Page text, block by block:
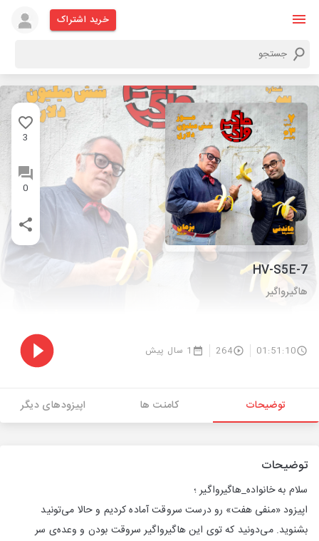
خرید اشتراک
3
0
HV-S5E-7
هاگیرواگیر
01:51:10
264 1 سال پیش
توضیحات کامنت ها اپیزودهای دیگر
توضیحات
سلام به خانوا‌ده‌_هاگیرواگیر ؛
اپیزود «منفی هفت» رو درست سروقت آماده کردیم و حالا می‌تونید
بشنوید. می‌دونید که توی این هاگیرواگیر سروقت بودن و وعده‌ی سر